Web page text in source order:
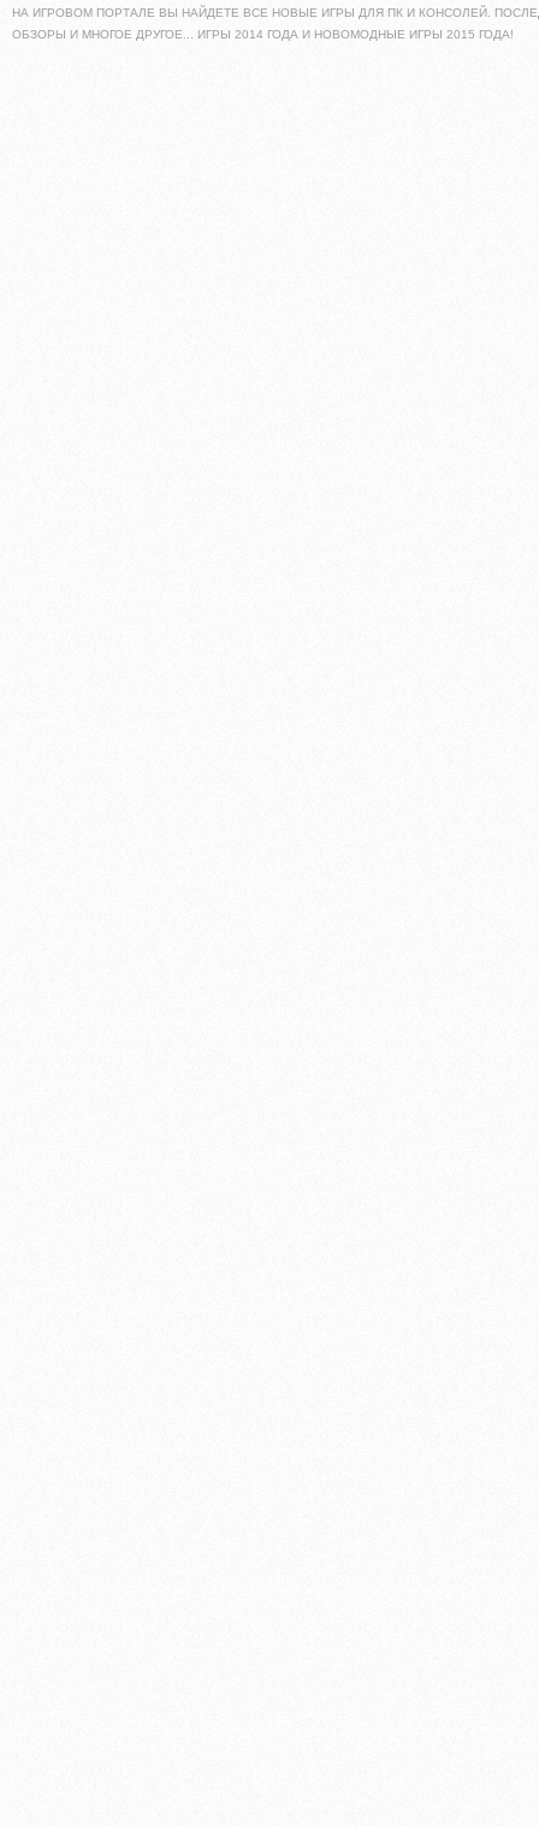
НА ИГРОВОМ ПОРТАЛЕ ВЫ НАЙДЕТЕ ВСЕ НОВЫЕ ИГРЫ ДЛЯ ПК И КОНСОЛЕЙ.
ОБЗОРЫ И МНОГОЕ ДРУГОЕ... ИГРЫ 2014 ГОДА И НОВОМОДНЫЕ ИГРЫ 2015 ГОДА!